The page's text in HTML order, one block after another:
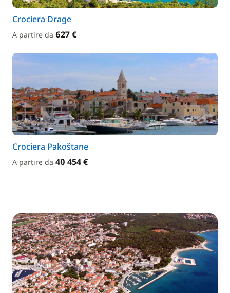
Crociera Drage
A partire da 627 €
Crociera Pakoštane
A partire da 40 454 €